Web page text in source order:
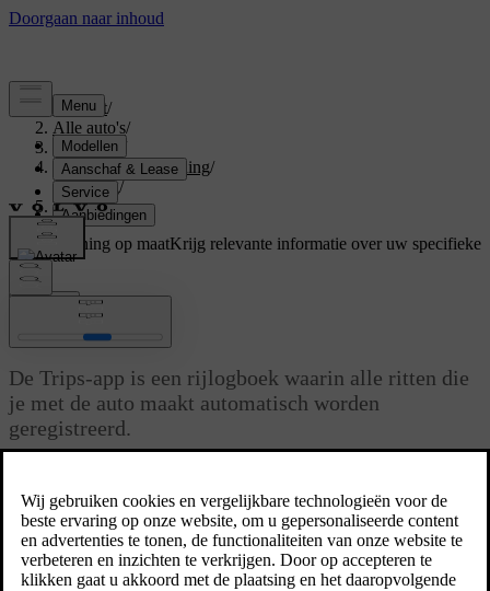
Support/
Alle auto's/
V60 2026
Gebruikershandleiding/
Driving/
Trips-app
Ondersteuning op maatKrijg relevante informatie over uw specifieke
auto.
De Trips-app is een rijlogboek waarin alle ritten die
je met de auto maakt automatisch worden
geregistreerd.
identificatienummer van je auto[1], de locatie- en andere
ritgegevens, zoals tijd, afstand en batterijverbruik.